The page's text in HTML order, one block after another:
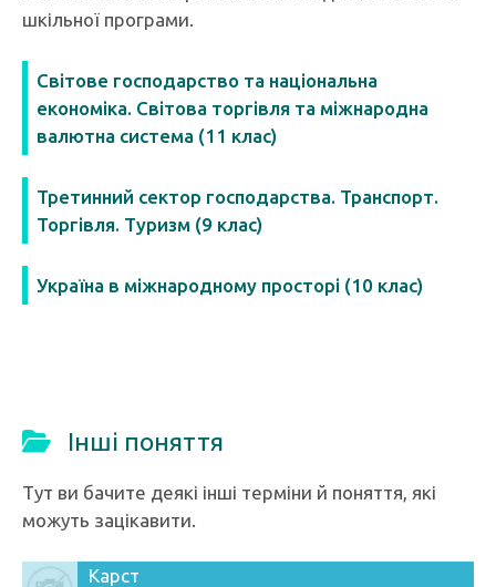
шкільної програми.
Світове господарство та національна
економіка. Світова торгівля та міжнародна
валютна система (11 клас)
Третинний сектор господарства. Транспорт.
Торгівля. Туризм (9 клас)
Україна в міжнародному просторі (10 клас)
Інші поняття
Тут ви бачите деякі інші терміни й поняття, які
можуть зацікавити.
Карст